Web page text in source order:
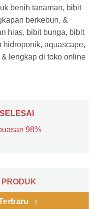
benih tanaman, bibit
berkebun, &
hias, bibit bunga, bibit
hidroponik, aquascape,
lengkap di toko online
98%